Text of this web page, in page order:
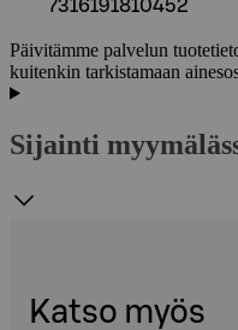
7316191810452
Päivitämme palvelun
kuitenkin tarkistamaan
Sijainti
Katso myös